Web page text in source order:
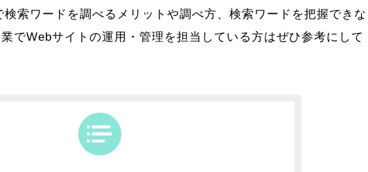
索ワードを調べるメリットや調べ方、検索ワードを把握できな
でWebサイトの運用・管理を担当している方はぜひ参考にして